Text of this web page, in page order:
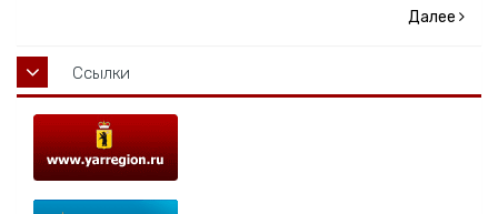
Далее
Ссылки